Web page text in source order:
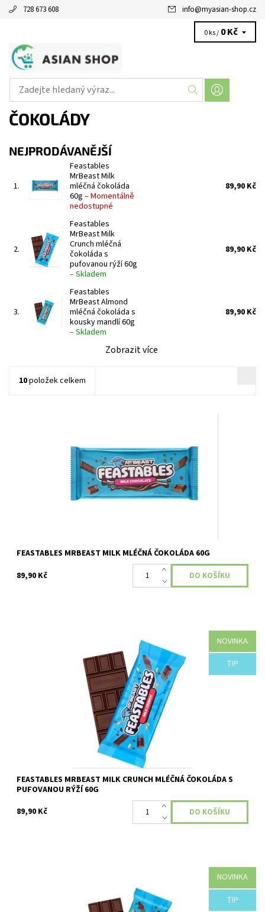
728 673 608 info@myasian-shop.cz
0 ks / 0 Kč
ČOKOLÁDY
NEJPRODÁVANĚJŠÍ
1.
Feastables
MrBeast Milk
mléčná čokoláda
60g –Momentálně
nedostupné
89,90 Kč
2.
Feastables
MrBeast Milk
Crunch mléčná
čokoláda s
pufovanou rýží 60g
–Skladem
89,90 Kč
3.
Feastables
MrBeast Almond
mléčná čokoláda s
kousky mandlí 60g
–Skladem
89,90 Kč
Zobrazit více
10položek celkem
FEASTABLES MRBEAST MILK MLÉČNÁ ČOKOLÁDA 60G
89,90 Kč
NOVINKA
TIP
Skladem
FEASTABLES MRBEAST MILK CRUNCH MLÉČNÁ ČOKOLÁDA S
PUFOVANOU RÝŽÍ 60G
89,90 Kč
NOVINKA
TIP